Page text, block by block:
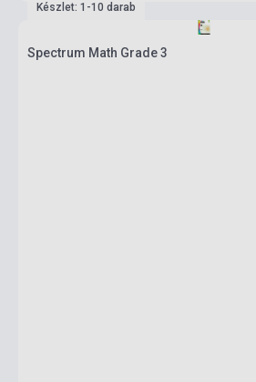
Készlet: 1-10 darab
Spectrum Math Grade 3